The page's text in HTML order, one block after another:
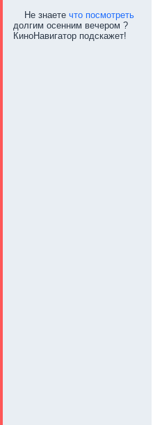
Не знаете что посмотреть
долгим осенним вечером ?
КиноНавигатор подскажет!